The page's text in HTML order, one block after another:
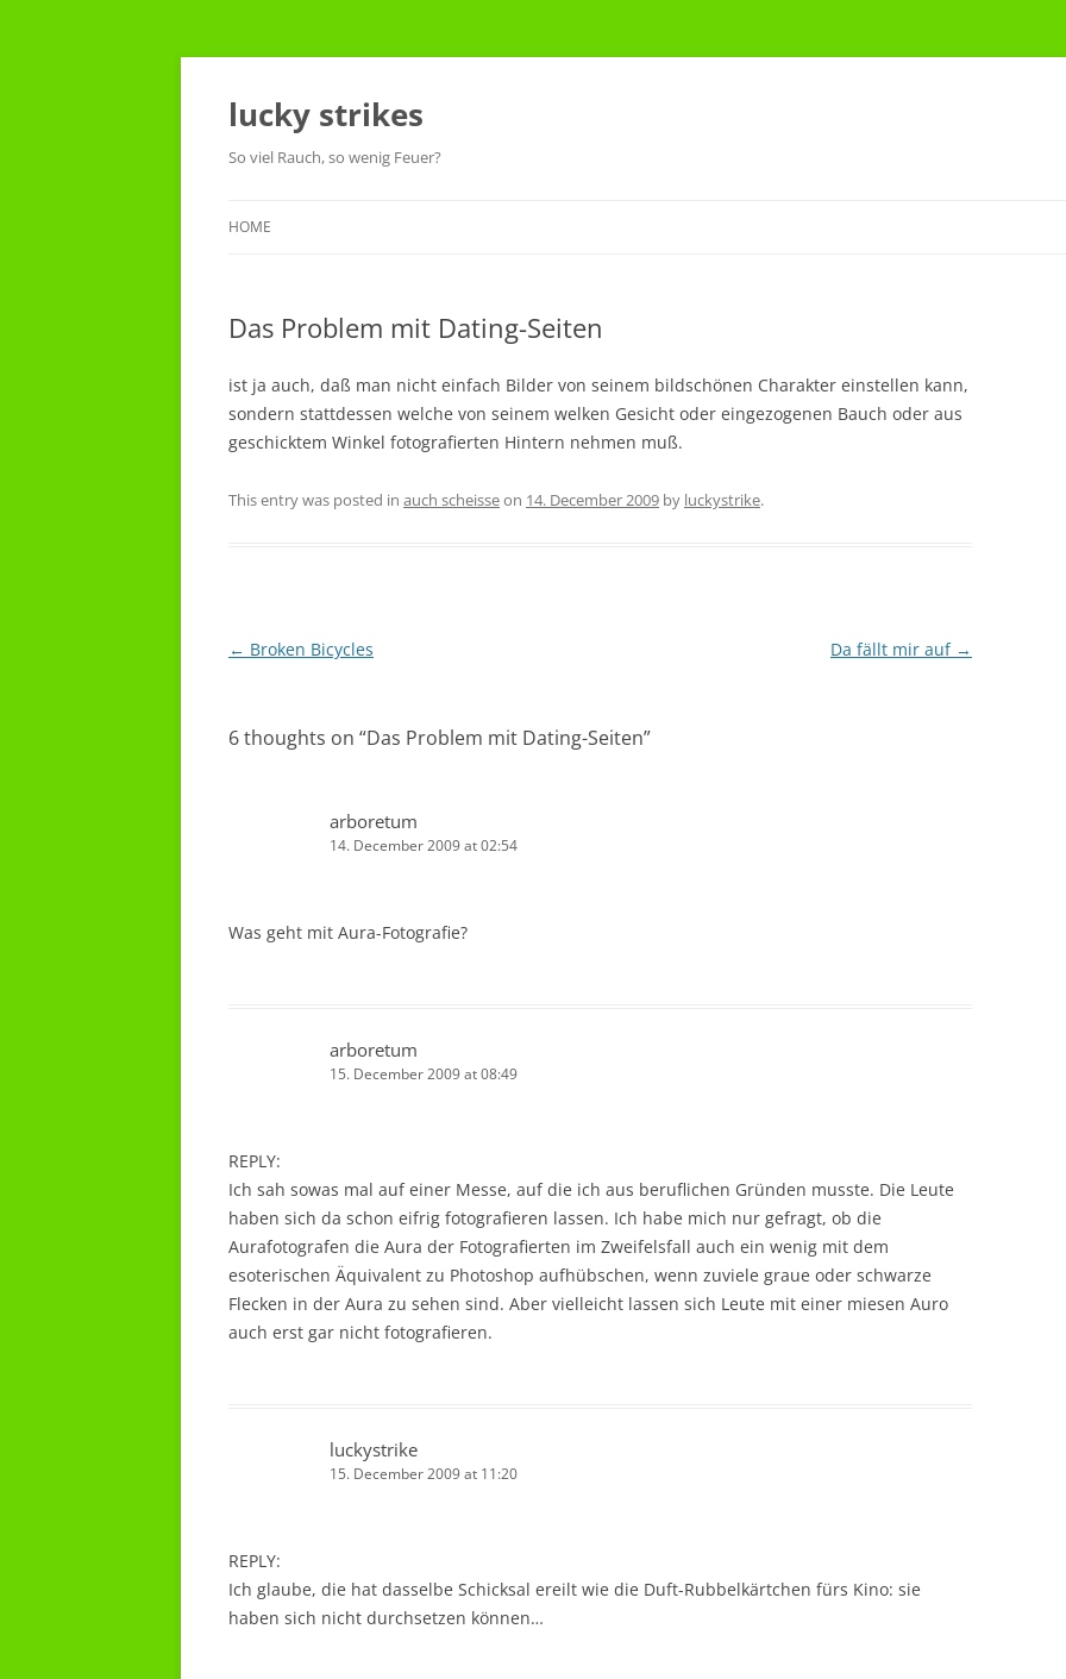
Skip
content
lucky strikes
So viel Rauch, so wenig Feuer?
HOME
Das Problem mit Dating-Seiten
ist ja auch, daß man nicht einfach Bilder von seinem bildschönen Charakter einstellen kann,
sondern stattdessen welche von seinem welken Gesicht oder eingezogenen Bauch oder aus
geschicktem Winkel fotografierten Hintern nehmen muß.
This entry was posted in auch scheisseon 14. December 2009 by luckystrike.
Post
← Broken Bicycles Da fällt mir auf →
6 thoughts on “Das Problem mit Dating-Seiten”
arboretum
14. December 2009 at 02:54
Was geht mit Aura-Fotografie?
arboretum
15. December 2009 at 08:49
REPLY:
Ich sah sowas mal auf einer Messe, auf die ich aus beruflichen Gründen musste. Die Leute
haben sich da schon eifrig fotografieren lassen. Ich habe mich nur gefragt, ob die
Aurafotografen die Aura der Fotografierten im Zweifelsfall auch ein wenig mit dem
esoterischen Äquivalent zu Photoshop aufhübschen, wenn zuviele graue oder schwarze
Flecken in der Aura zu sehen sind. Aber vielleicht lassen sich Leute mit einer miesen Auro
auch erst gar nicht fotografieren.
luckystrike
15. December 2009 at 11:20
REPLY:
Ich glaube, die hat dasselbe Schicksal ereilt wie die Duft-Rubbelkärtchen fürs Kino: sie
haben sich nicht durchsetzen können…